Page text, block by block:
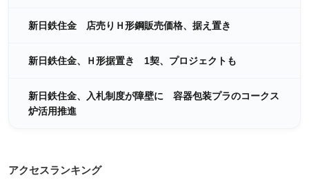
新日鉄住金 店売りＨ形鋼販売価格、据え置き
新日鉄住金、Ｈ形据置き 1契、プロジェクトも
新日鉄住金、入札制度が障壁に 容器包装プラのコークス
炉活用推進
アクセスランキング